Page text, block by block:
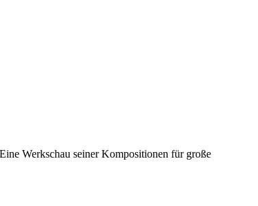
Werkschau seiner Kompositionen für große